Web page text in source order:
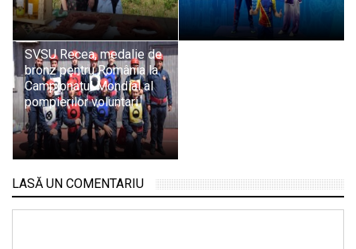
SVSU Recea, medalie de
bronz pentru România la
Campionatul Mondial al
pompierilor voluntari
LASĂ UN COMENTARIU